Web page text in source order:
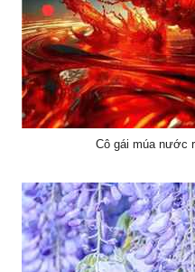
Cô gái múa nước